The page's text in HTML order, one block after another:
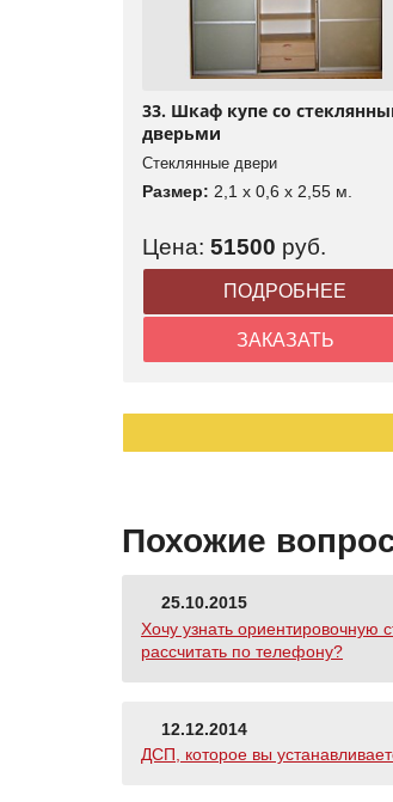
33. Шкаф купе со
дверьми
Стеклянные двери
Размер: 2,1 x 0,6 x 2,55 м.
Цена: 51500 руб.
ПОДРОБНЕЕ
ЗАКАЗАТЬ
Похожие
25.10.2015
Хочу узнать
рассчитать по телефону?
12.12.2014
ДСП, которое вы